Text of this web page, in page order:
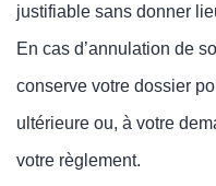
justifiable sans donner
En cas d’annulation de
conserve votre dossier
ultérieure ou, à votre
votre règlement.